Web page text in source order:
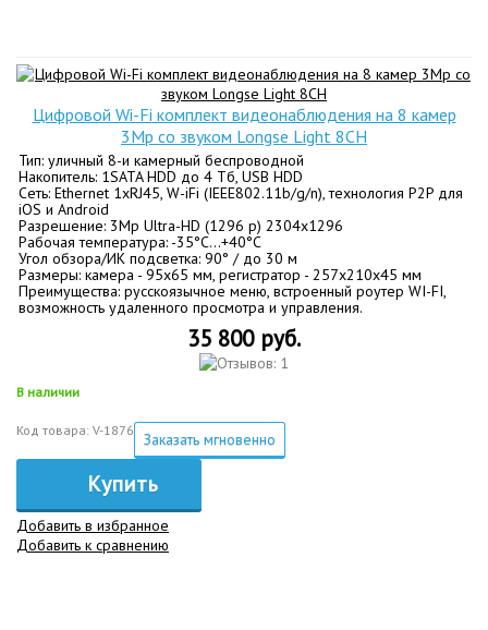
Цифровой Wi-Fi комплект видеонаблюдения на 8 камер
3Mp со звуком Longse Light 8CH
Тип: уличный 8-и камерный беспроводной
Накопитель: 1SATA HDD до 4 Tб, USB HDD
Сеть: Ethernet 1хRJ45, W-iFi (IEEE802.11b/g/n), технология P2P для
iOS и Android
Разрешение: 3Mp Ultra-HD (1296 p) 2304х1296
Рабочая температура: -35°C…+40°C
Угол обзора/ИК подсветка: 90° / до 30 м
Размеры: камера - 95х65 мм, регистратор - 257х210х45 мм
Преимущества: русскоязычное меню, встроенный роутер WI-FI,
возможность удаленного просмотра и управления.
35 800 руб.
В наличии
Код товара: V-1876 Заказать мгновенно
Купить
Добавить в избранное
Добавить к сравнению